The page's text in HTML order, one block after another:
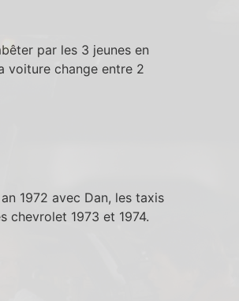
par les 3 jeunes en
voiture change entre 2
1972 avec Dan, les taxis
chevrolet 1973 et 1974.